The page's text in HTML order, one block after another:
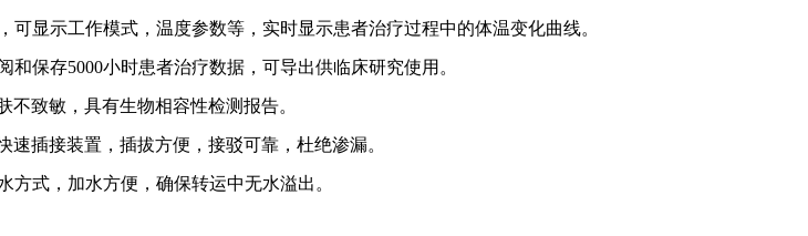
可显示工作模式， 温度参数等 ，实时显示患者治疗过程中的体温变化曲线。
和保存5000小时患者治疗数据 ，可导出供临床研究使用 。
不致敏，具有生物相容性检测报告。
速插接装置 ，插拔方便，接驳可靠，杜绝渗漏。
方式，加水方便，确保转运中无水溢出。